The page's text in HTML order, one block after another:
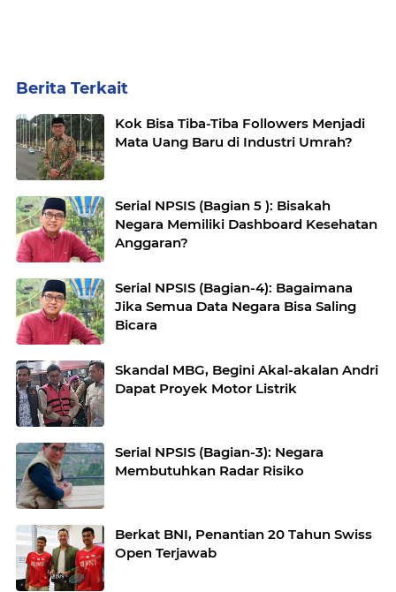
Berita Terkait
Kok Bisa Tiba-Tiba Followers Menjadi
Mata Uang Baru di Industri Umrah?
Serial NPSIS (Bagian 5 ): Bisakah
Negara Memiliki Dashboard Kesehatan
Anggaran?
Serial NPSIS (Bagian-4): Bagaimana
Jika Semua Data Negara Bisa Saling
Bicara
Skandal MBG, Begini Akal-akalan Andri
Dapat Proyek Motor Listrik
Serial NPSIS (Bagian-3): Negara
Membutuhkan Radar Risiko
Berkat BNI, Penantian 20 Tahun Swiss
Open Terjawab